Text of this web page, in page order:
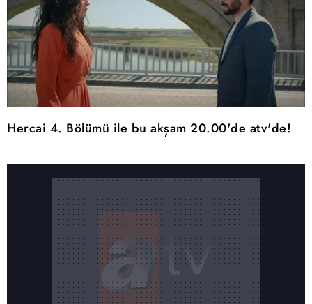
Hercai 4. Bölümü ile bu akşam 20.00'de atv'de!